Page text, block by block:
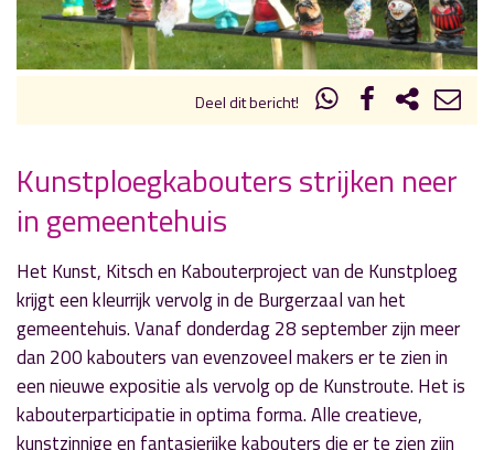
Deel dit bericht!
« Vorig nieuwsbericht
Rubriek 'Spotlight' weer gestart met Laurens
Niezen
24 september 2017
» Volgend nieuwsbericht
Bas Eenhoorn waarnemend burgemeester
Amstelveen
25 september 2017
Kunstploegkabouters strijken neer
in gemeentehuis
Het Kunst, Kitsch en Kabouterproject van de Kunstploeg
krijgt een kleurrijk vervolg in de Burgerzaal van het
gemeentehuis. Vanaf donderdag 28 september zijn meer
dan 200 kabouters van evenzoveel makers er te zien in
een nieuwe expositie als vervolg op de Kunstroute. Het is
kabouterparticipatie in optima forma. Alle creatieve,
kunstzinnige en fantasierijke kabouters die er te zien zijn